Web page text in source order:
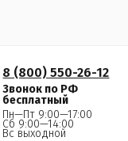
8 (800) 550-26-12
Звонок по РФ
бесплатный
Пн—Пт 9:00—17:00
Сб 9:00—14:00
Вс выходной